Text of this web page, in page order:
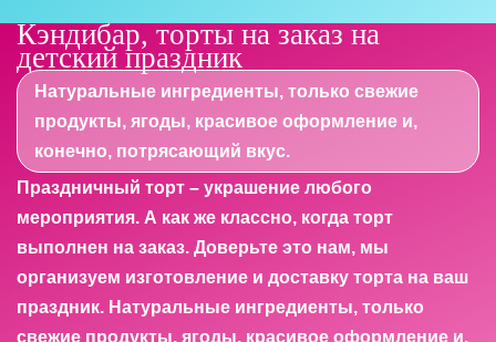
Кэндибар, торты на заказ на
детский праздник
Натуральные ингредиенты, только свежие
продукты, ягоды, красивое оформление и,
конечно, потрясающий вкус.
Праздничный торт – украшение любого
мероприятия. А как же классно, когда торт
выполнен на заказ. Доверьте это нам, мы
организуем изготовление и доставку торта на ваш
праздник. Натуральные ингредиенты, только
свежие продукты, ягоды, красивое оформление и,